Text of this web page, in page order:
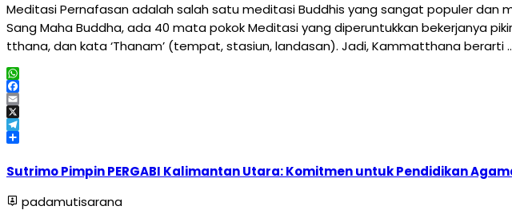
Meditasi Pernafasan adalah salah satu meditasi Buddhis yang sangat populer
Sang Maha Buddha, ada 40 mata pokok Meditasi yang diperuntukkan bekerjanya
tthana, dan kata ‘Thanam’ (tempat, stasiun, landasan). Jadi, Kammatthana berarti
WhatsApp
Facebook
Email
X
Telegram
Sutrimo Pimpin PERGABI Kalimantan Utara: Komitmen untuk Pendidikan
padamutisarana